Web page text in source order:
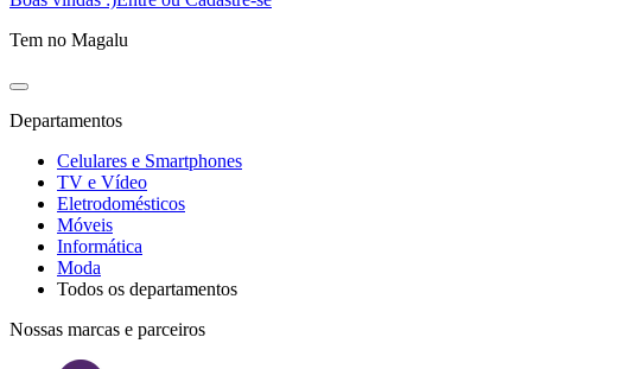
Tem no Magalu
Departamentos
Celulares e Smartphones
TV e Vídeo
Eletrodomésticos
Móveis
Informática
Moda
Todos os departamentos
Nossas marcas e parceiros